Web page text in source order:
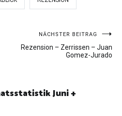
NÄCHSTER BEITRAG
Rezension – Zerrissen – Juan
Gomez-Jurado
Juni +